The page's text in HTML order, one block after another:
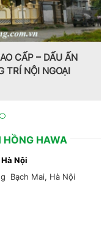
CẤP – DẤU ẤN
TRÍ NỘI NGOẠI
HỒNG HAWA
Nội
Bạch Mai, Hà Nội